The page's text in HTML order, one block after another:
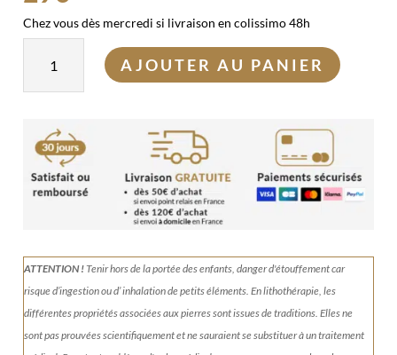
Chez vous dès mercredi si livraison en colissimo 48h
Kit
Joie
Optimisme
AJOUTER AU PANIER
ATTENTION !Tenirhors de la portée des enfants, danger d'étouffement car
risque d’ingestion ou d’ inhalation de petits éléments.En lithothérapie, les
différentes propriétés associées aux pierres sont issues de traditions. Elles ne
sont pas prouvées scientifiquement et ne sauraient se substituer à un traitement